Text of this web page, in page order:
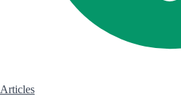
Articles